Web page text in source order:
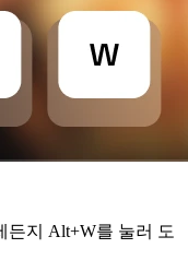
든지 Alt+W를 눌러 도